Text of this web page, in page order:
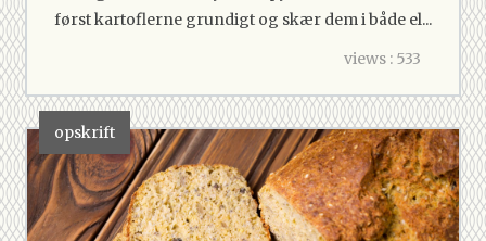
først kartoflerne grundigt og skær dem i både el...
views : 533
opskrift